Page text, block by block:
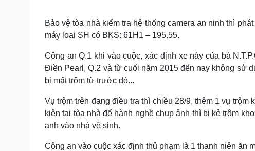
Làm đẹp - giảm cân
Phòng mạch online
Cải chính
Bảo vệ tòa nhà kiểm tra hệ thống camera an ninh thì
máy loại SH có BKS: 61H1 – 195.55.
Công an Q.1 khi vào cuộc, xác định xe này của bà
Điền Pearl, Q.2 và từ cuối năm 2015 đến nay không sử
bị mất trộm từ trước đó...
Vụ trộm trên đang điều tra thì chiều 28/9, thêm 1 vụ
kiện tại tòa nhà để hành nghề chụp ảnh thì bị kẻ trộm
anh vào nhà vệ sinh.
Công an vào cuộc xác định thủ phạm là 1 thanh niên ăn